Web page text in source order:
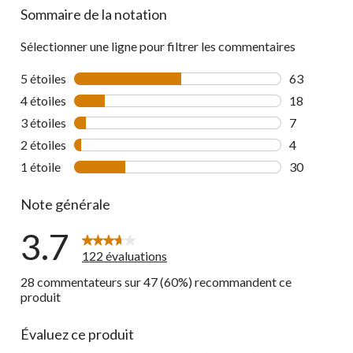
Sommaire de la notation
Sélectionner une ligne pour filtrer les commentaires
5 étoiles étoiles
63
4 étoiles étoiles
18
3 étoiles étoiles
7
2 étoiles étoiles
4
1 étoile étoiles
30
Note générale
3.7
122 évaluations
28 commentateurs sur 47 (60%) recommandent ce
produit
Évaluez ce produit